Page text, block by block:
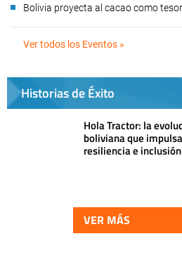
Bolivia proyecta al cacao como
Ver todos los Eventos »
Historias de Éxito
Hola Tractor: la
boliviana que
resiliencia e
VER MÁS